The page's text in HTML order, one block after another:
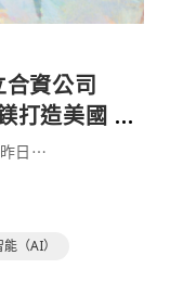
資公司
打造美國 AI
日⋯
（AI）